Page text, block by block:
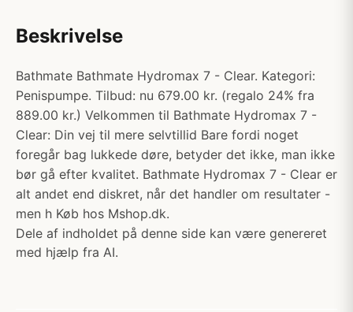
Beskrivelse
Bathmate Bathmate Hydromax 7 - Clear. Kategori:
Penispumpe. Tilbud: nu 679.00 kr. (regalo 24% fra
889.00 kr.) Velkommen til Bathmate Hydromax 7 -
Clear: Din vej til mere selvtillid Bare fordi noget
foregår bag lukkede døre, betyder det ikke, man ikke
bør gå efter kvalitet. Bathmate Hydromax 7 - Clear er
alt andet end diskret, når det handler om resultater -
men h Køb hos Mshop.dk.
Dele af indholdet på denne side kan være genereret
med hjælp fra AI.